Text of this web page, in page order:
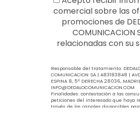
comercial sobre las
promociones de
COMUNICACION
relacionadas con su
Responsable del tratamiento:
COMUNICACION SA | A83183848 |
ESPINA 8, 5º DERECHA 28036,
INFO@DEDALOCOMUNICACION.COM
Finalidades: contestación a las
peticiones del interesado que haya
través de los canales disponibles